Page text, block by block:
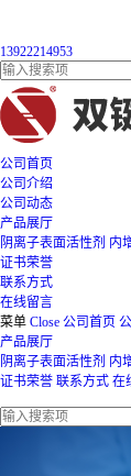
13922214953
公司首页
公司介绍
公司动态
产品展厅
阴离子表面活性剂 内
证书荣誉
联系方式
在线留言
菜单 Close 公司首页
产品展厅
阴离子表面活性剂 内
证书荣誉 联系方式 在